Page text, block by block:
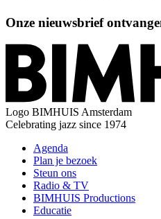
Onze nieuwsbrief
Logo BIMHUIS Amsterdam
Celebrating jazz since 1974
Agenda
Plan je bezoek
Steun ons
Radio & TV
BIMHUIS Productions
Educatie